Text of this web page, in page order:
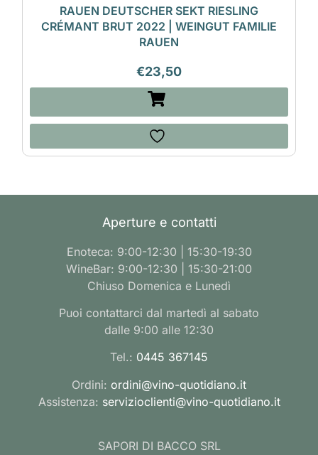
RAUEN DEUTSCHER SEKT RIESLING
CRÉMANT BRUT 2022 | WEINGUT FAMILIE
RAUEN
€23,50
Aperture e contatti
Enoteca: 9:00-12:30 | 15:30-19:30
WineBar: 9:00-12:30 | 15:30-21:00
Chiuso Domenica e Lunedì
Puoi contattarci dal martedì al sabato
dalle 9:00 alle 12:30
Tel.: 0445 367145
Ordini: ordini@vino-quotidiano.it
Assistenza: servizioclienti@vino-quotidiano.it
SAPORI DI BACCO SRL